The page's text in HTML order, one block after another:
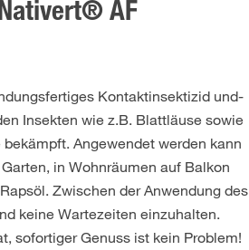
AF
Kontaktinsektizid und-
Insekten wie z.B. Blattläuse sowie
Angewendet werden kann
in Wohnräumen auf Balkon
Zwischen der Anwendung des
keine Wartezeiten einzuhalten.
sofortiger Genuss ist kein Problem!